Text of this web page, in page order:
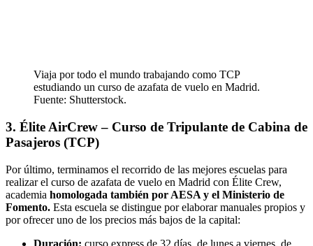
Viaja por todo el mundo trabajando como TCP
estudiando un curso de azafata de vuelo en Madrid.
Fuente: Shutterstock.
3. Élite AirCrew – Curso de Tripulante de Cabina de
Pasajeros (TCP)
Por último, terminamos el recorrido de las mejores escuelas para
realizar el curso de azafata de vuelo en Madrid con Élite Crew,
academia homologada también por AESA y el Ministerio de
Fomento. Esta escuela se distingue por elaborar manuales propios y
por ofrecer uno de los precios más bajos de la capital:
Duración: curso express de 32 días, de lunes a viernes, de